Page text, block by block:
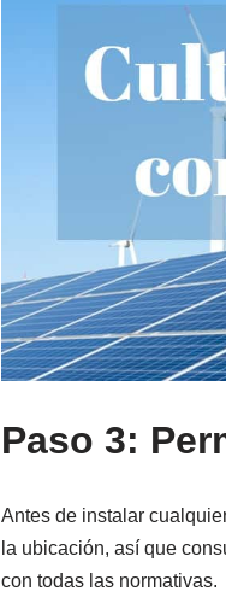
Paso 3:
Antes de instalar
la ubicación, así que
con todas las normativas.